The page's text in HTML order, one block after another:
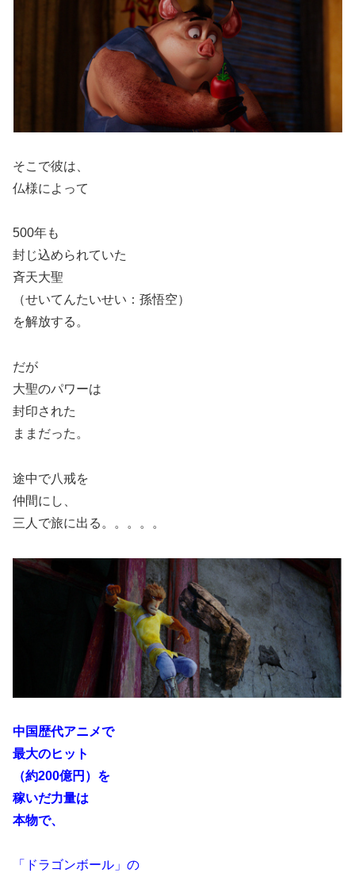
そこで彼は、
仏様によって
500年も
封じ込められていた
斉天大聖
（せいてんたいせい：孫悟空）
を解放する。
だが
大聖のパワーは
封印された
ままだった。
途中で八戒を
仲間にし、
三人で旅に出る。。。。。
中国歴代アニメで
最大のヒット
（約200億円）を
稼いだ力量は
本物で、
「ドラゴンボール」の